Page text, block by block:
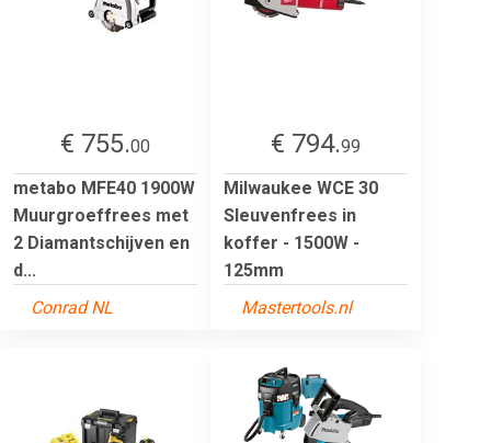
€ 755.00
metabo MFE40 1900W
Muurgroeffrees met
2 Diamantschijven en
d...
Conrad NL
€ 794.99
Milwaukee WCE 30
Sleuvenfrees in
koffer - 1500W -
125mm
Mastertools.nl